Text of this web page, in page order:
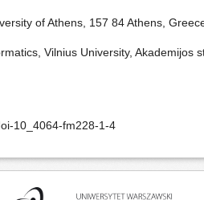
of Athens, 157 84 Athens,
Vilnius University, Akademijos
10_4064-fm228-1-4